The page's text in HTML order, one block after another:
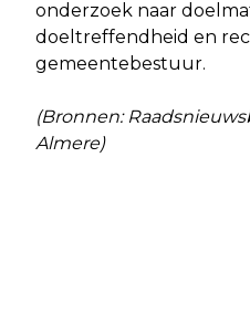
onderzoek naar
doeltreffendheid en
gemeentebestuur.
(Bronnen:
Almere)